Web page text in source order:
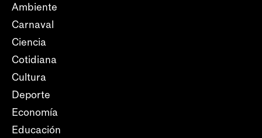
Ambiente
Carnaval
Ciencia
Cotidiana
Cultura
Deporte
Economía
Educación